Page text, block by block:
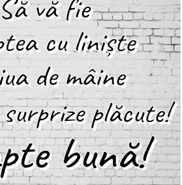
Conecteaza-te